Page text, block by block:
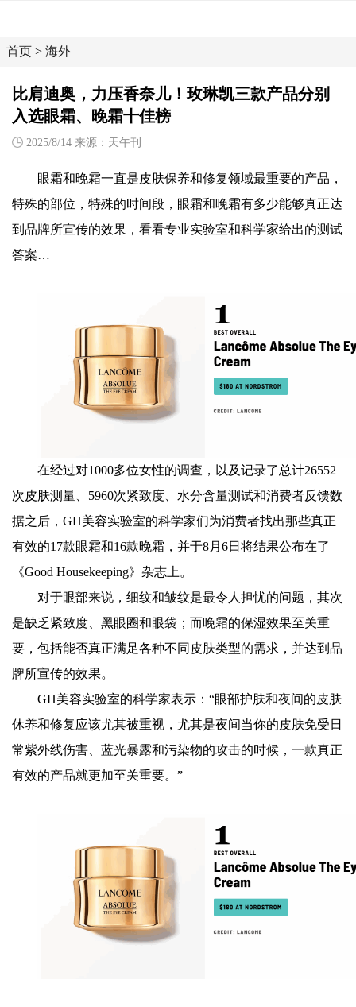
首页 > 海外
比肩迪奥，力压香奈儿！玫琳凯三款产品分别
入选眼霜、晚霜十佳榜
2025/8/14 来源：天午刊
眼霜和晚霜一直是皮肤保养和修复领域最重要的产品，
特殊的部位，特殊的时间段，眼霜和晚霜有多少能够真正达
到品牌所宣传的效果，看看专业实验室和科学家给出的测试
答案…
在经过对1000多位女性的调查，以及记录了总计26552
次皮肤测量、5960次紧致度、水分含量测试和消费者反馈数
据之后，GH美容实验室的科学家们为消费者找出那些真正
有效的17款眼霜和16款晚霜，并于8月6日将结果公布在了
《Good Housekeeping》杂志上。
对于眼部来说，细纹和皱纹是最令人担忧的问题，其次
是缺乏紧致度、黑眼圈和眼袋；而晚霜的保湿效果至关重
要，包括能否真正满足各种不同皮肤类型的需求，并达到品
牌所宣传的效果。
GH美容实验室的科学家表示：“眼部护肤和夜间的皮肤
休养和修复应该尤其被重视，尤其是夜间当你的皮肤免受日
常紫外线伤害、蓝光暴露和污染物的攻击的时候，一款真正
有效的产品就更加至关重要。”